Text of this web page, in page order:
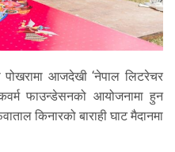
पोखरामा आजदेखी ‘नेपाल लिटरेचर
फाउन्डेसनको आयोजनामा हुन
किनारको बाराही घाट मैदानमा